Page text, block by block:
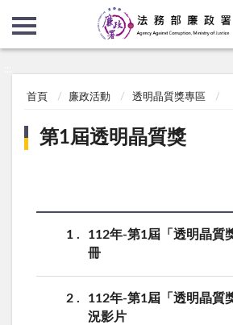
首頁 廉政活動 透明晶質獎專區
第1屆透明晶質獎
1
112年-第1屆「透明晶質
冊
2
112年-第1屆「透明晶質
況影片